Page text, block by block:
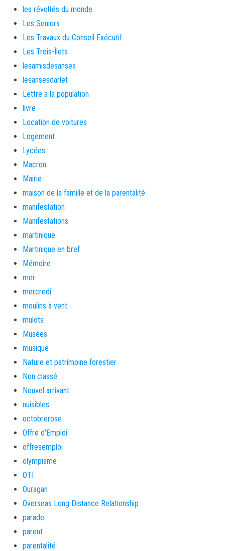
les révoltés du monde
Les Seniors
Les Travaux du Conseil Exécutif
Les Trois-Îlets
lesamisdesanses
lesansesdarlet
Lettre a la population
livre
Location de voitures
Logement
Lycées
Macron
Mairie
maison de la famille et de la parentalité
manifestation
Manifestations
martinique
Martinique en bref
Mémoire
mer
mercredi
moulins à vent
mulots
Musées
musique
Nature et patrimoine forestier
Non classé
Nouvel arrivant
nuisibles
octobrerose
Offre d'Emploi
offresemploi
olympisme
OTI
Ouragan
Overseas Long Distance Relationship
parade
parent
parentalité